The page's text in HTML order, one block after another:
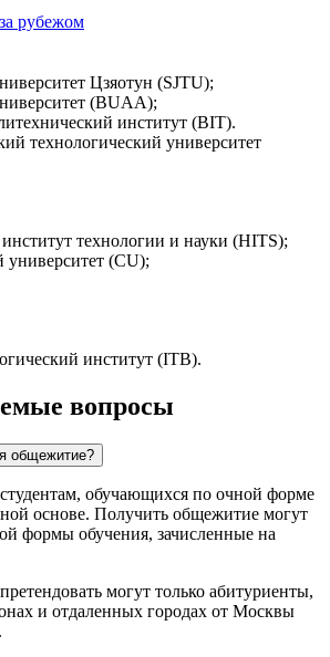
Цзяотун (SJTU);
(BUAA);
институт (BIT).
технологический университет
технологии и науки (HITS);
университет (CU);
институт (ITB).
вопросы
общежитие?
обучающихся по очной форме
основе. Получить общежитие могут
формы обучения, зачисленные на
могут только абитуриенты,
и отдаленных городах от Москвы